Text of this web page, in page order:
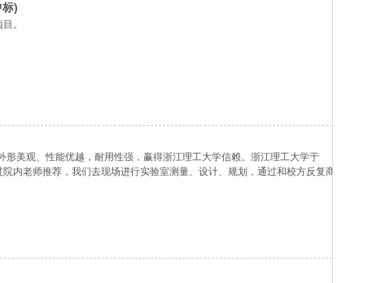
)
。
美观、性能优越，耐用性强，赢得浙江理工大学信赖。浙江理工大学于
内老师推荐，我们去现场进行实验室测量、设计、规划，通过和校方反复商